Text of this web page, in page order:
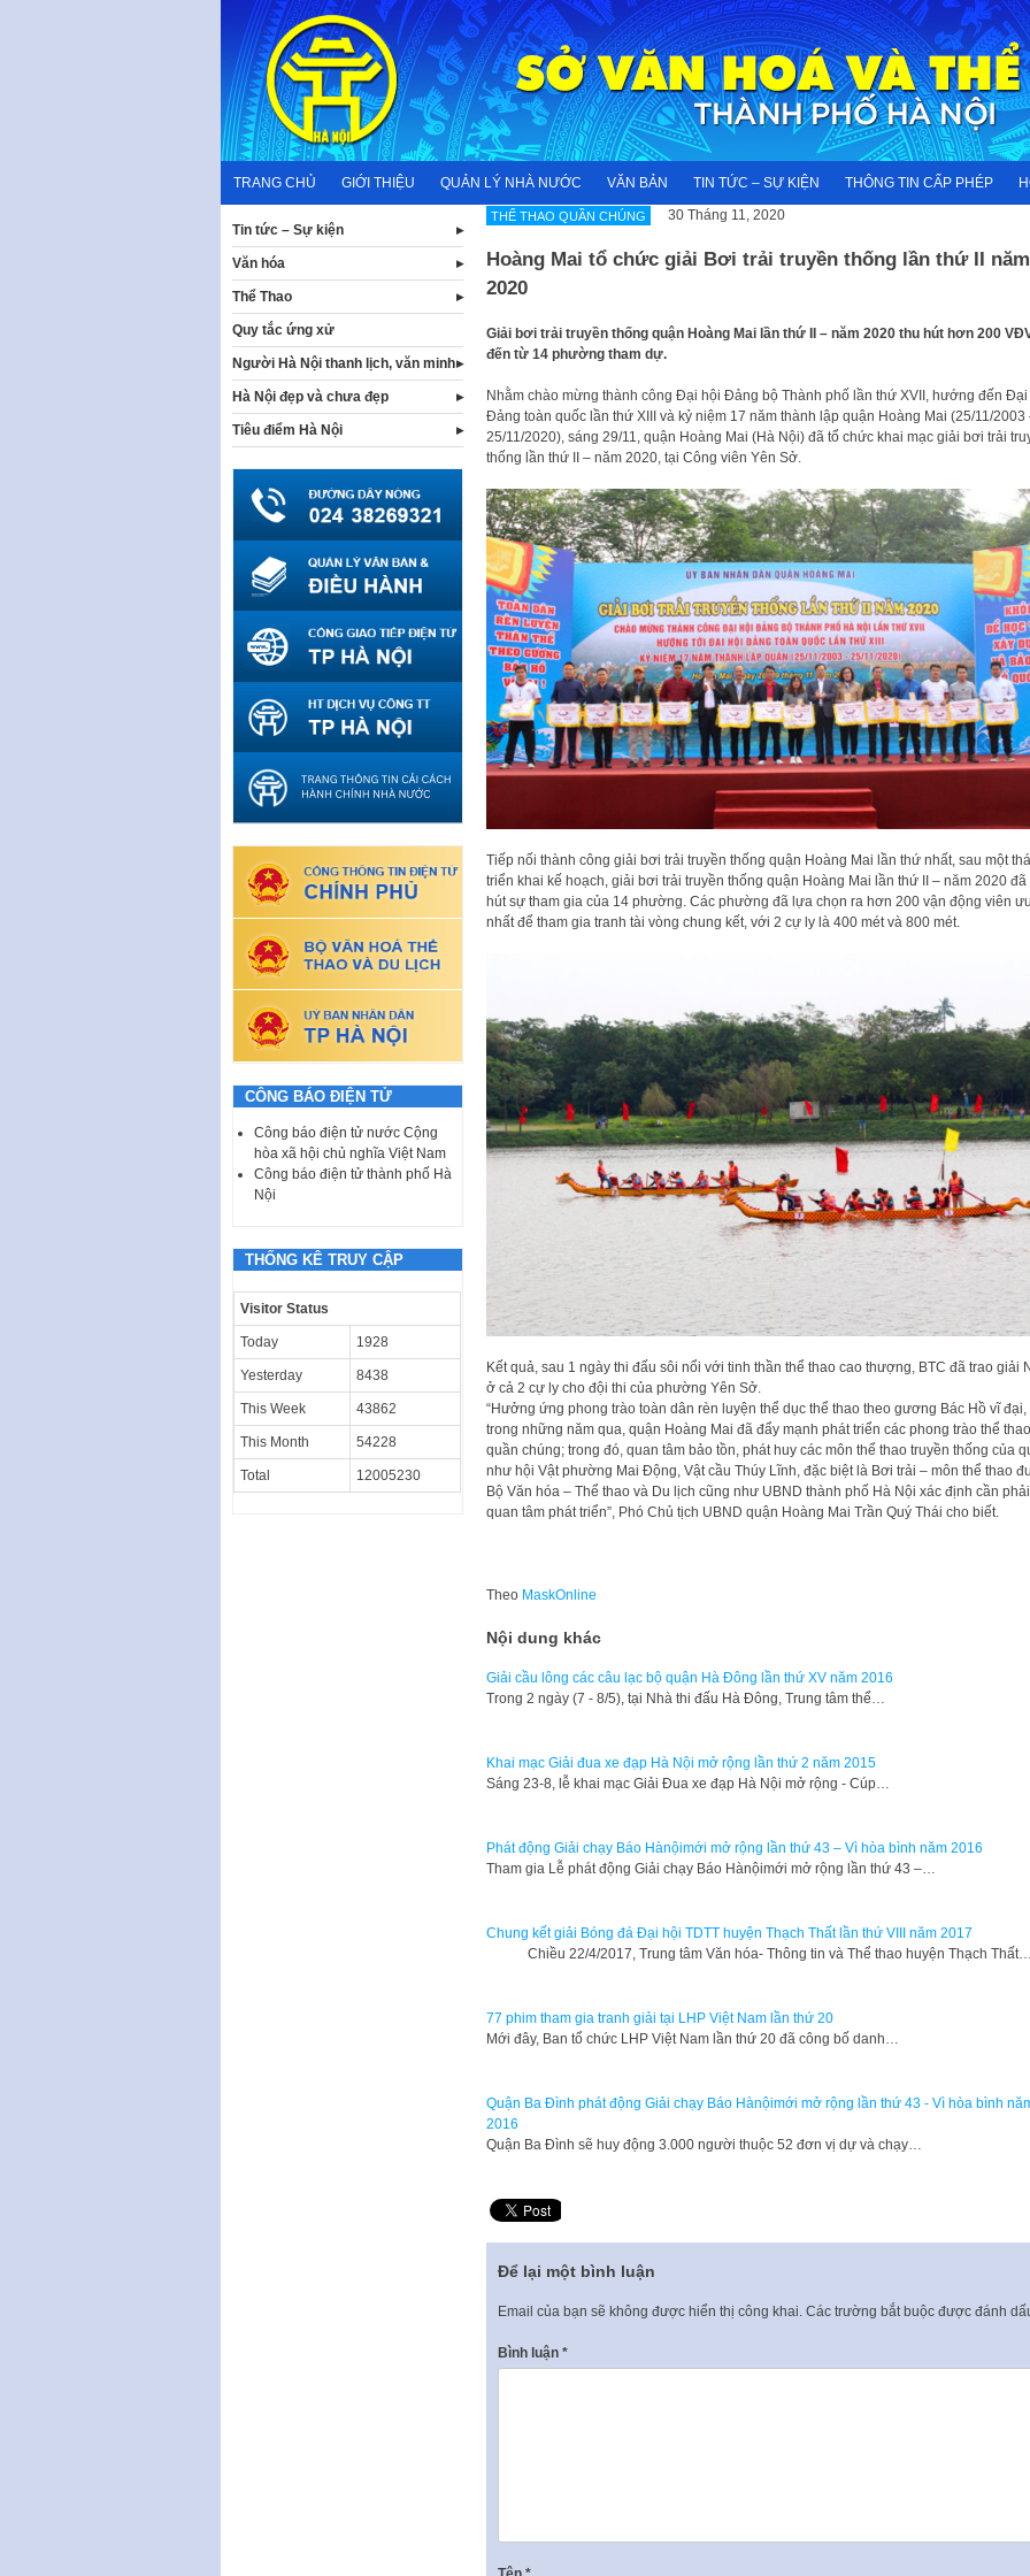
content
TRANG CHỦ GIỚI THIỆU QUẢN LÝ NHÀ NƯỚC VĂN BẢN TIN TỨC – SỰ KIỆN THÔNG TIN CẤP PHÉP
THỂ THAO QUẦN CHÚNG 30 Tháng 11, 2020
Hoàng Mai tổ chức giải Bơi trải truyền thống lần thứ II năm
2020
Giải bơi trải truyền thống quận Hoàng Mai lần thứ II – năm 2020 thu hút hơn 200
đến từ 14 phường tham dự.
Nhằm chào mừng thành công Đại hội Đảng bộ Thành phố lần thứ XVII, hướng đến Đại
Đảng toàn quốc lần thứ XIII và kỷ niệm 17 năm thành lập quận Hoàng Mai (25/11/2003
25/11/2020), sáng 29/11, quận Hoàng Mai (Hà Nội) đã tổ chức khai mạc giải bơi trải
thống lần thứ II – năm 2020, tại Công viên Yên Sở.
Tiếp nối thành công giải bơi trải truyền thống quận Hoàng Mai lần thứ nhất, sau một
triển khai kế hoạch, giải bơi trải truyền thống quận Hoàng Mai lần thứ II – năm 2020 đã
hút sự tham gia của 14 phường. Các phường đã lựa chọn ra hơn 200 vận động viên
nhất để tham gia tranh tài vòng chung kết, với 2 cự ly là 400 mét và 800 mét.
Kết quả, sau 1 ngày thi đấu sôi nổi với tinh thần thể thao cao thượng, BTC đã trao giải
ở cả 2 cự ly cho đội thi của phường Yên Sở.
“Hưởng ứng phong trào toàn dân rèn luyện thể dục thể thao theo gương Bác Hồ vĩ đại,
trong những năm qua, quận Hoàng Mai đã đẩy mạnh phát triển các phong trào thể thao
quần chúng; trong đó, quan tâm bảo tồn, phát huy các môn thể thao truyền thống của
như hội Vật phường Mai Động, Vật cầu Thúy Lĩnh, đặc biệt là Bơi trải – môn thể thao
Bộ Văn hóa – Thể thao và Du lịch cũng như UBND thành phố Hà Nội xác định cần phải
quan tâm phát triển”, Phó Chủ tịch UBND quận Hoàng Mai Trần Quý Thái cho biết.
Theo MaskOnline
Nội dung khác
Giải cầu lông các câu lạc bộ quận Hà Đông lần thứ XV năm 2016
Trong 2 ngày (7 - 8/5), tại Nhà thi đấu Hà Đông, Trung tâm thể…
Khai mạc Giải đua xe đạp Hà Nội mở rộng lần thứ 2 năm 2015
​Sáng 23-8, lễ khai mạc Giải Đua xe đạp Hà Nội mở rộng - Cúp…
Phát động Giải chạy Báo Hànộimới mở rộng lần thứ 43 – Vì hòa bình năm 2016
Tham gia Lễ phát động Giải chạy Báo Hànộimới mở rộng lần thứ 43 –…
Chung kết giải Bóng đá Đại hội TDTT huyện Thạch Thất lần thứ VIII năm 2017
Chiều 22/4/2017, Trung tâm Văn hóa- Thông tin và Thể thao huyện Thạch Thất…
77 phim tham gia tranh giải tại LHP Việt Nam lần thứ 20
Mới đây, Ban tổ chức LHP Việt Nam lần thứ 20 đã công bố danh…
Quận Ba Đình phát động Giải chạy Báo Hànộimới mở rộng lần thứ 43 - Vì hòa bình
2016
Quận Ba Đình sẽ huy động 3.000 người thuộc 52 đơn vị dự và chạy…
Để lại một bình luận
Email của bạn sẽ không được hiển thị công khai. Các trường bắt buộc được đánh
Bình luận *
Tin tức – Sự kiện
Văn hóa
Thể Thao
Quy tắc ứng xử
Người Hà Nội thanh lịch, văn minh
Hà Nội đẹp và chưa đẹp
Tiêu điểm Hà Nội
CÔNG BÁO ĐIỆN TỬ
Công báo điện tử nước Cộng
hòa xã hội chủ nghĩa Việt Nam
Công báo điện tử thành phố Hà
Nội
THỐNG KÊ TRUY CẬP
Visitor Status
Today 1928
Yesterday 8438
This Week 43862
This Month 54228
Total 12005230